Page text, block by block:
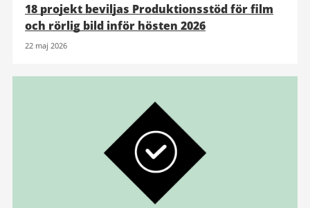
18 projekt beviljas Produktionsstöd för film
och rörlig bild inför hösten 2026
22 maj 2026